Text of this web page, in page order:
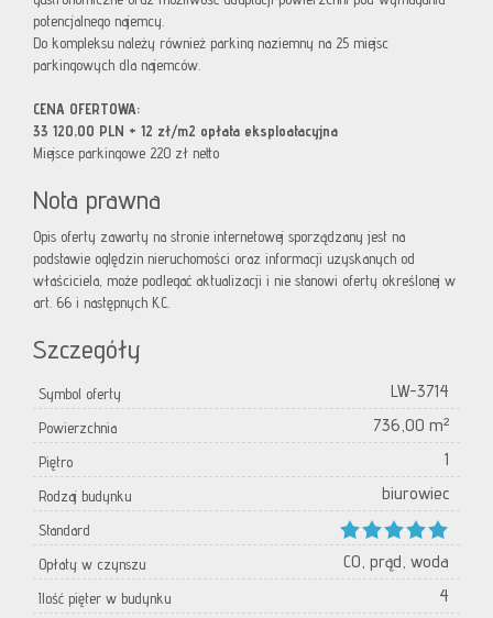
potencjalnego najemcy.
Do kompleksu należy również parking naziemny na 25 miejsc
parkingowych dla najemców.
CENA OFERTOWA:
33 120,00 PLN + 12 zł/m2 opłata eksploatacyjna
Miejsce parkingowe 220 zł netto
Nota prawna
Opis oferty zawarty na stronie internetowej sporządzany jest na
podstawie oględzin nieruchomości oraz informacji uzyskanych od
właściciela, może podlegać aktualizacji i nie stanowi oferty określonej w
art. 66 i następnych K.C.
Szczegóły
Symbol oferty LW-3714
Powierzchnia 736,00 m²
Piętro 1
Rodzaj budynku biurowiec
Standard
Opłaty w czynszu
CO, prąd, woda
Ilość pięter w budynku 4